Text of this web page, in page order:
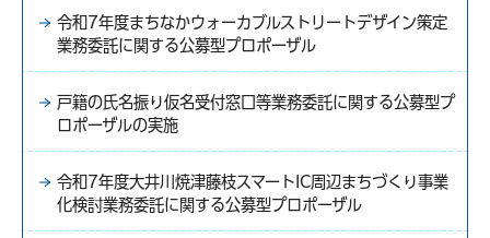
令和7年度まちなかウォーカブルストリートデザイン策定
業務委託に関する公募型プロポーザル
戸籍の氏名振り仮名受付窓口等業務委託に関する公募型プ
ロポーザルの実施
令和7年度大井川焼津藤枝スマートIC周辺まちづくり事業
化検討業務委託に関する公募型プロポーザル